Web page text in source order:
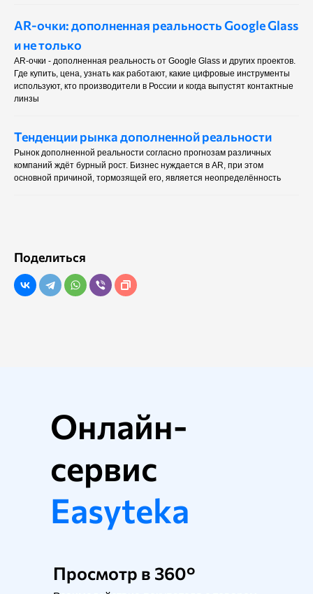
AR-очки: дополненная реальность Google Glass
и не только
AR-очки - дополненная реальность от Google Glass и других проектов.
Где купить, цена, узнать как работают, какие цифровые инструменты
используют, кто производители в России и когда выпустят контактные
линзы
Тенденции рынка дополненной реальности
Рынок дополненной реальности согласно прогнозам различных
компаний ждёт бурный рост. Бизнес нуждается в AR, при этом
основной причиной, тормозящей его, является неопределённость
Поделиться
Просмотр в 360°
Онлайн-
сервис
Easyteka